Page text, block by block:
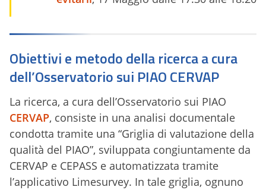
Obiettivi e metodo della ricerca a cura
dell’Osservatorio sui PIAO CERVAP
La ricerca, a cura dell’Osservatorio sui PIAO
CERVAP, consiste in una analisi documentale
condotta tramite una “Griglia di valutazione della
qualità del PIAO”, sviluppata congiuntamente da
CERVAP e CEPASS e automatizzata tramite
l’applicativo Limesurvey. In tale griglia, ognuno